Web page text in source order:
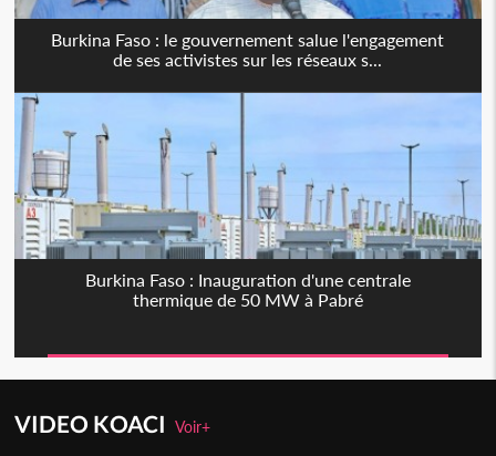
Burkina Faso : le gouvernement salue l'engagement
de ses activistes sur les réseaux s...
Burkina Faso : Inauguration d'une centrale
thermique de 50 MW à Pabré
VIDEO KOACIVoir+